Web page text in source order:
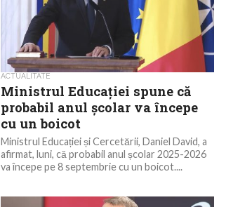
ACTUALITATE
Ministrul Educației spune că
probabil anul școlar va începe
cu un boicot
Ministrul Educației și Cercetării, Daniel David, a
afirmat, luni, că probabil anul școlar 2025-2026
va începe pe 8 septembrie cu un boicot....